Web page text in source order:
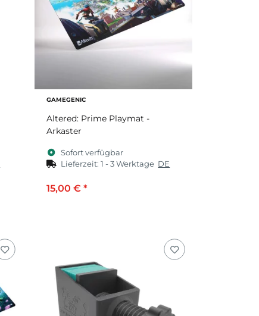
GAMEGENIC
Altered: Prime Playmat -
Arkaster
Sofort verfügbar
Lieferzeit:1 - 3 Werktage DE
15,00 € *